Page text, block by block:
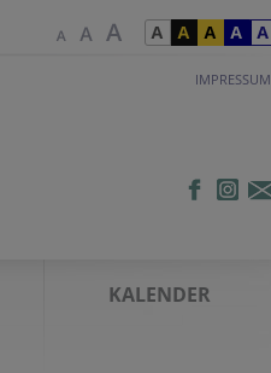
IMPRESSUM
KALENDER